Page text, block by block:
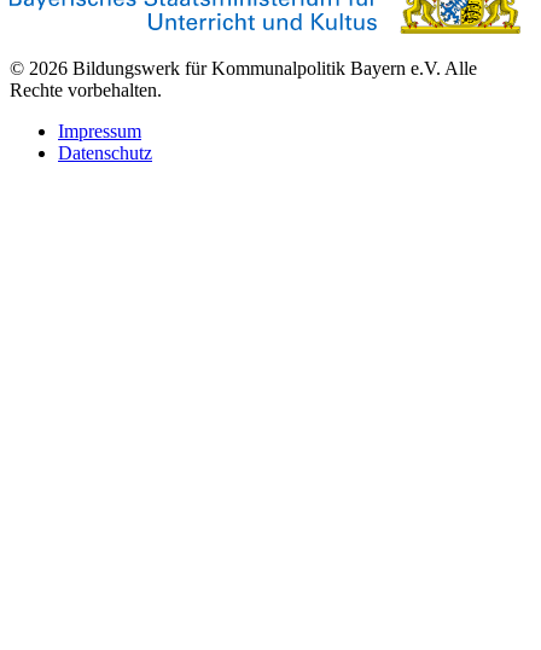
© 2026 Bildungswerk für Kommunalpolitik Bayern e.V. Alle
Rechte vorbehalten.
Impressum
Datenschutz